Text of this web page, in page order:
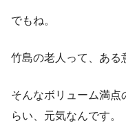
でもね。
竹島の老人って、ある
そんなボリューム満点
らい、元気なんです。